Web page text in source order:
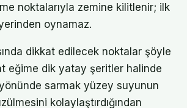
noktalarıyla zemine kilitlenir; ilk
oynamaz.
dikkat edilecek noktalar şöyle
eğime dik yatay şeritler halinde
sarmak yüzey suyunun
kolaylaştırdığından